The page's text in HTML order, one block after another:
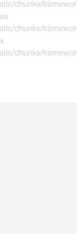
chunks/
chunks/
chunks/